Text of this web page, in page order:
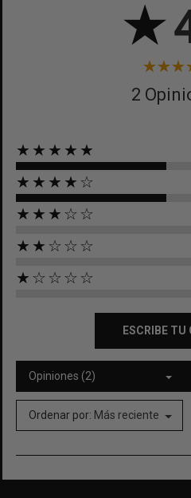
★
2
★★★★★
★★★★☆
★★★☆☆
★★☆☆☆
★☆☆☆☆
ESCRIBE TU
Opiniones (2)
Ordenar por: Más reciente